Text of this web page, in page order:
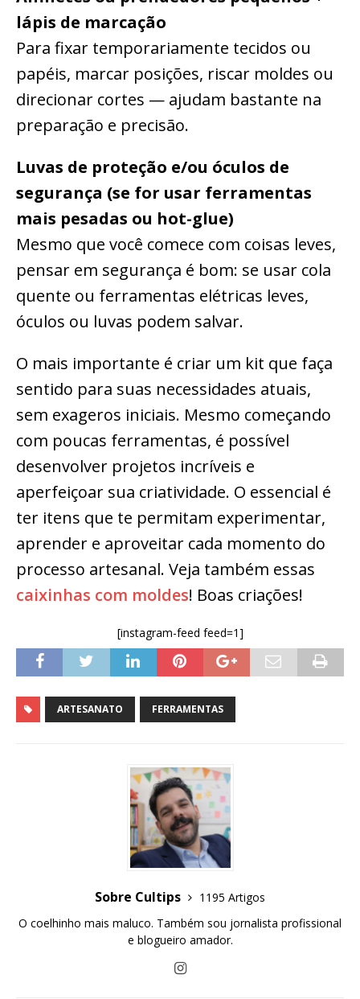
lápis de marcação
Para fixar temporariamente tecidos ou
papéis, marcar posições, riscar moldes ou
direcionar cortes — ajudam bastante na
preparação e precisão.
Luvas de proteção e/ou óculos de
segurança (se for usar ferramentas
mais pesadas ou hot-glue)
Mesmo que você comece com coisas leves,
pensar em segurança é bom: se usar cola
quente ou ferramentas elétricas leves,
óculos ou luvas podem salvar.
O mais importante é criar um kit que faça
sentido para suas necessidades atuais,
sem exageros iniciais. Mesmo começando
com poucas ferramentas, é possível
desenvolver projetos incríveis e
aperfeiçoar sua criatividade. O essencial é
ter itens que te permitam experimentar,
aprender e aproveitar cada momento do
processo artesanal. Veja também essas
caixinhas com moldes! Boas criações!
[instagram-feed feed=1]
ARTESANATO FERRAMENTAS
Sobre Cultips
1195 Artigos
O coelhinho mais maluco. Também sou jornalista profissional
e blogueiro amador.